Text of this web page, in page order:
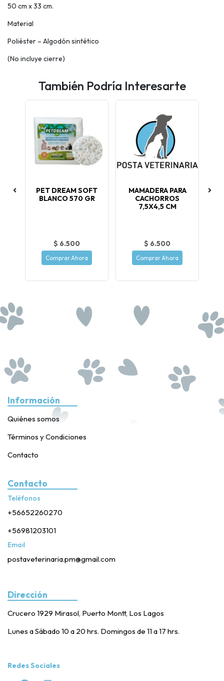
50 cm x 33 cm.
Material
Poliéster – Algodón sintético
(No incluye cierre)
También Podría Interesarte
PET DREAM SOFT
BLANCO 570 GR
$ 6.500
Comprar Ahora
MAMADERA PARA
CACHORROS
7,5X4,5 CM
$ 6.500
Comprar Ahora
Información
Quiénes somos
Términos y Condiciones
Contacto
Contacto
Teléfonos
+56652260270
+56981203101
Email
postaveterinaria.pm@gmail.com
Dirección
Crucero 1929 Mirasol, Puerto Montt, Los Lagos
Lunes a Sábado 10 a 20 hrs. Domingos de 11 a 17 hrs.
Redes Sociales